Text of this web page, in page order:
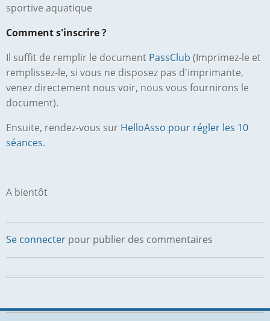
sportive aquatique
Comment s'inscrire ?
Il suffit de remplir le document PassClub (Imprimez-le et
remplissez-le, si vous ne disposez pas d'imprimante,
venez directement nous voir, nous vous fournirons le
document).
Ensuite, rendez-vous sur HelloAsso pour régler les 10
séances.
A bientôt
Se connecter pour publier des commentaires